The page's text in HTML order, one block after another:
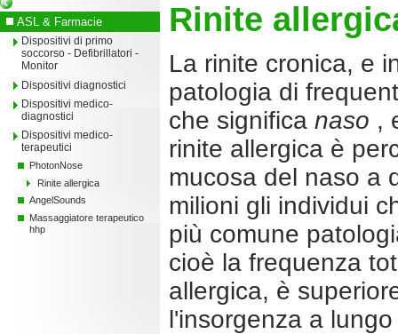
ASL & Farmacie
Dispositivi di primo
soccorso - Defibrillatori -
Monitor
Dispositivi diagnostici
Dispositivi medico-
diagnostici
Dispositivi medico-
terapeutici
PhotonNose
Rinite allergica
AngelSounds
Massaggiatore terapeutico
hhp
Rinite
La rinite cronica, e
patologia di
che significa naso ,
rinite allergica è
mucosa del naso a
milioni gli individui
più comune
cioè la frequenza
allergica, è
l'insorgenza a